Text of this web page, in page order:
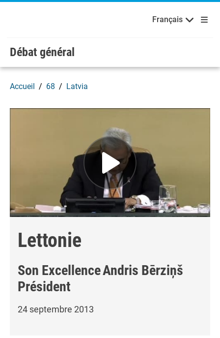
Skip to main content / navigation
Bienvenue aux Nations Unies English Français
Français
Débat général
Accueil 68 Latvia
Lettonie
Son ExcellenceAndris Bērziņš
Président
24 septembre 2013